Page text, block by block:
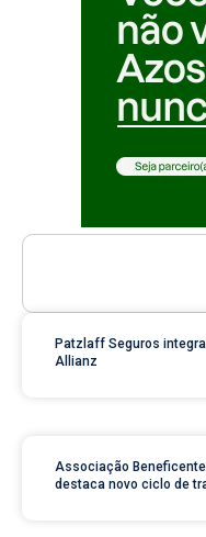
Patzlaff Seguros
Allianz
Associação
destaca novo ciclo de